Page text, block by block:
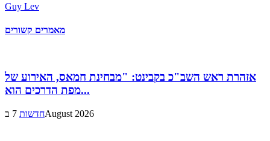
Guy Lev
מאמרים קשורים
אזהרת ראש השב"כ בקבינט: "מבחינת חמאס, האירוע של
מפת הדרכים הוא...
חדשות7 בAugust 2026